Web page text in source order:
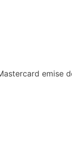
emise